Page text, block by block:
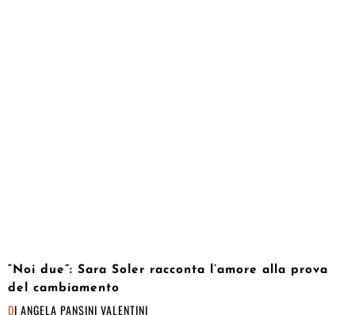
“Noi due”: Sara Soler racconta l’amore alla prova
del cambiamento
DI ANGELA PANSINI VALENTINI